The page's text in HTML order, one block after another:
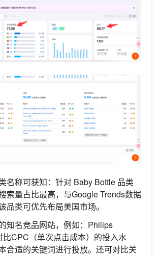
名称可获知：针对 Baby Bottle 品类
索量占比最高，与Google Trends数据
品类可优先布局美国市场。
知名竞品网站，例如：Philips
比CPC（单次点击成本）的投入水
合适的关键词进行投放。还可对比关